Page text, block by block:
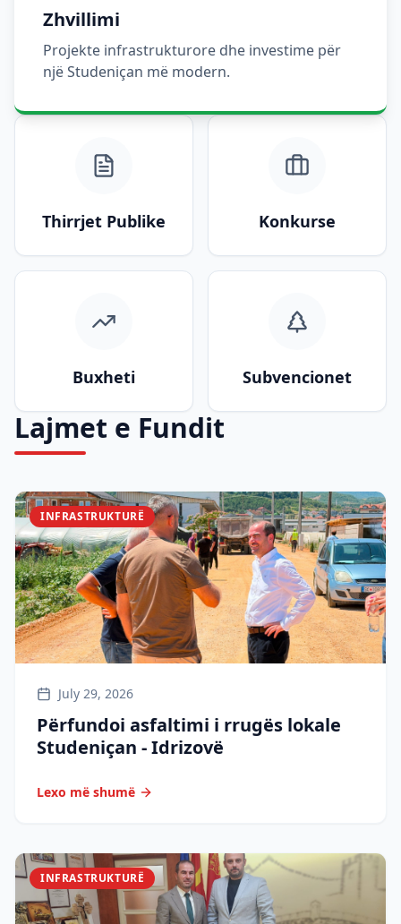
Zhvillimi
Projekte infrastrukturore dhe investime për
një Studeniçan më modern.
Thirrjet Publike Konkurse
Buxheti Subvencionet
Lajmet e Fundit
INFRASTRUKTURË
July 29, 2026
Përfundoi asfaltimi i rrugës lokale
Studeniçan - Idrizovë
Lexo më shumë
INFRASTRUKTURË